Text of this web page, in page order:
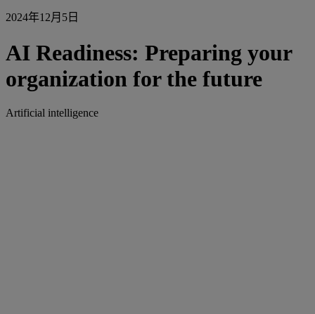
2024年12月5日
AI Readiness: Preparing your
organization for the future
Artificial intelligence